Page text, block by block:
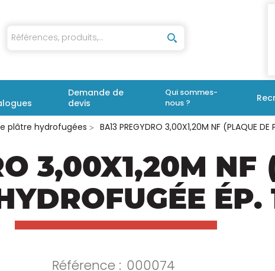
Demande de
devis
Qui sommes-
nous ?
plâtre hydrofugées BA13 PREGYDRO 3,00X1,20M NF (PLAQUE DE
3,00X1,20M NF
ÉP.
Référence : 000074